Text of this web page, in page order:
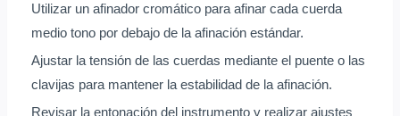
Utilizar un afinador cromático para afinar cada cuerda
medio tono por debajo de la afinación estándar.
Ajustar la tensión de las cuerdas mediante el puente o las
clavijas para mantener la estabilidad de la afinación.
Revisar la entonación del instrumento y realizar ajustes